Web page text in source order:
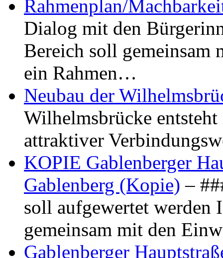
Rahmenplan/
Dialog mit den
Bereich soll gemeinsam
ein Rahmen…
Neubau der
Wilhelmsbrücke
attraktiver
KOPIE Gablenberger
Gablenberg (Kopie) –
soll aufgewertet werden
gemeinsam mit den
Gablenberger